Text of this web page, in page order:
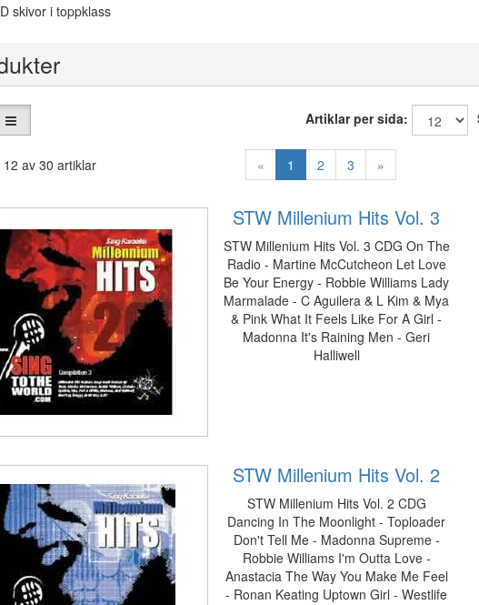
skivor i toppklass
Artiklar per sida:
« 1 2 3 »
av 30 artiklar
STW Millenium Hits Vol. 3
STW Millenium Hits Vol. 3 CDG On The
Radio - Martine McCutcheon Let Love
Be Your Energy - Robbie Williams Lady
Marmalade - C Aguilera & L Kim & Mya
& Pink What It Feels Like For A Girl -
Madonna It's Raining Men - Geri
Halliwell
STW Millenium Hits Vol. 2
STW Millenium Hits Vol. 2 CDG
Dancing In The Moonlight - Toploader
Don't Tell Me - Madonna Supreme -
Robbie Williams I'm Outta Love -
Anastacia The Way You Make Me Feel
- Ronan Keating Uptown Girl - Westlife